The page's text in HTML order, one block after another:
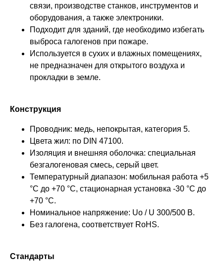
связи, производстве станков, инструментов и
оборудования, а также электроники.
Подходит для зданий, где необходимо избегать
выброса галогенов при пожаре.
Используется в сухих и влажных помещениях,
не предназначен для открытого воздуха и
прокладки в земле.
Конструкция
Проводник: медь, непокрытая, категория 5.
Цвета жил: по DIN 47100.
Изоляция и внешняя оболочка: специальная
безгалогеновая смесь, серый цвет.
Температурный диапазон: мобильная работа +5
°C до +70 °C, стационарная установка -30 °C до
+70 °C.
Номинальное напряжение: Uo / U 300/500 В.
Без галогена, соответствует RoHS.
Стандарты